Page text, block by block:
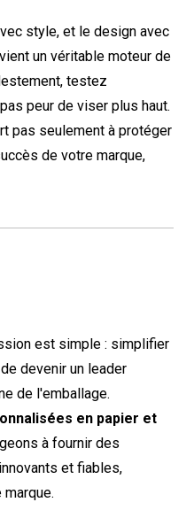
style, et le design avec
un véritable moteur de
testez
peur de viser plus haut.
pas seulement à protéger
de votre marque,
est simple : simplifier
devenir un leader
de l'emballage.
en papier et
à fournir des
et fiables,